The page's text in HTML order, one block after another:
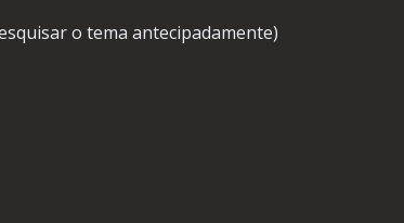
o tema antecipadamente)